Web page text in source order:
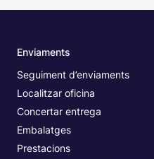
Enviaments
Seguiment d’enviaments
Localitzar oficina
Concertar entrega
Embalatges
Prestacions